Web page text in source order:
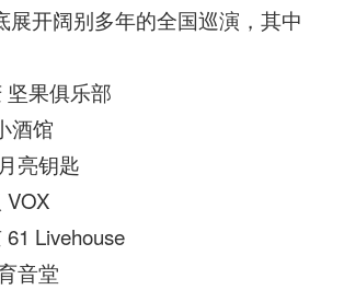
展开阔别多年的全国巡演，其中
坚果俱乐部
酒馆
亮钥匙
VOX
Livehouse
音堂